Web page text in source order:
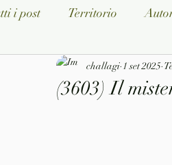
i post Territorio
Classici lett. italiana
(3603) Il
challagi 1 set 2025